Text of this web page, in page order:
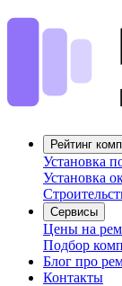
Рейтинг
Установка
Установка
Сервисы
Цены на
Подбор
Блог про
Контакты